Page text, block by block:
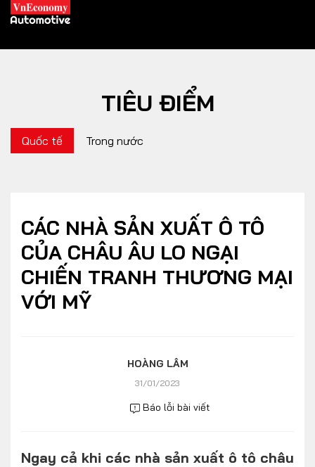
XE XANH
Xe điện
THỊ TRƯỜNG XE
Chính sách
DOANH NGHIỆP
Album ảnh
TIÊU ĐIỂM
Quốc tế Trong nước
CÁC NHÀ SẢN XUẤT Ô TÔ
CỦA CHÂU ÂU LO NGẠI
CHIẾN TRANH THƯƠNG MẠI
VỚI MỸ
HOÀNG LÂM
31/01/2023
Báo lỗi bài viết
Ngay cả khi các nhà sản xuất ô tô châu